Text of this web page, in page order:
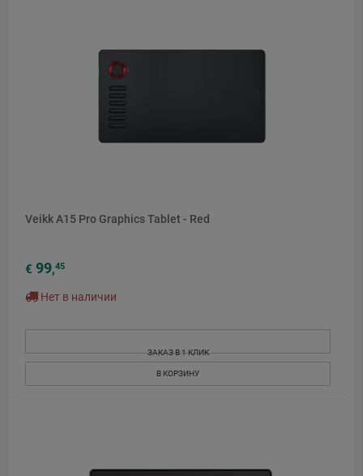
Veikk A15 Pro Graphics Tablet - Red
€ 99,45
Нет в наличии
ЗАКАЗ В 1 КЛИК
В КОРЗИНУ